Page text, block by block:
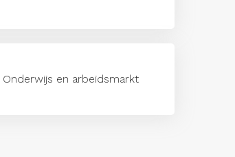
Onderwijs en arbeidsmarkt